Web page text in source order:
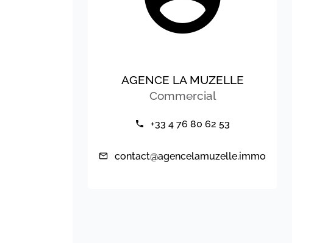
AGENCE LA MUZELLE
Commercial
+33 4 76 80 62 53
contact@agencelamuzelle.immo